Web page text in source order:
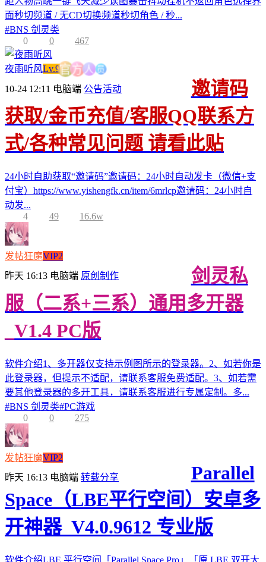
面秒切频道 / 无CD切换频道秒切角色 / 秒...
#BNS 剑灵类
0
0 467
夜雨听风Lv.9官 方人员
10-24 12:11 电脑端 公告活动
邀请码
获取/金币充值/客服QQ联系方
式/各种常见问题 请看此贴
24小时自助获取“邀请码”邀请码：24小时自动发卡（微信+支
付宝）https://www.yishengfk.cn/item/6mrlcp邀请码：24小时自
动发...
4
49 16.6w
发帖狂魔VIP2
昨天 16:13 电脑端 原创制作
剑灵私
服（二系+三系）通用多开器
_V1.4 PC版
软件介绍1、多开器仅支持示例图所示的登录器。2、如若你是
此登录器，但提示不适配，请联系客服免费适配。3、如若需
要其他登录器的多开工具，请联系客服进行专属定制。多...
#BNS 剑灵类#PC游戏
0
0 275
发帖狂魔VIP2
昨天 16:13 电脑端 转载分享
Parallel
Space（LBE平行空间）安卓多
开神器_V4.0.9612 专业版
软件介绍LBE 平行空间「Parallel Space Pro」「原 LBE 双开大